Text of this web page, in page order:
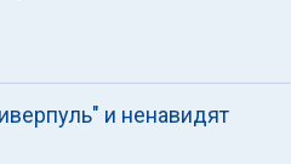
и ненавидят